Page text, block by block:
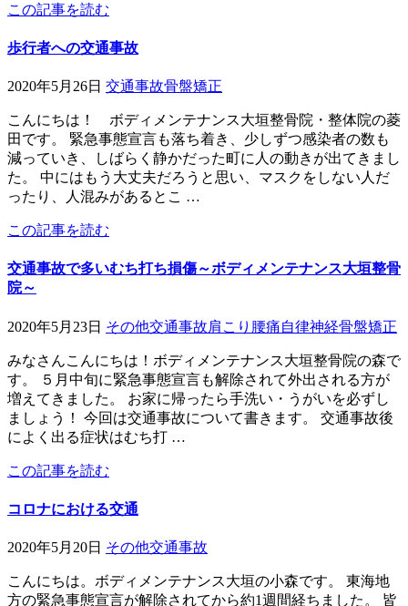
この記事を読む
歩行者への交通事故
2020年5月26日 交通事故骨盤矯正
こんにちは！ ボディメンテナンス大垣整骨院・整体院の菱
田です。 緊急事態宣言も落ち着き、少しずつ感染者の数も
減っていき、しばらく静かだった町に人の動きが出てきまし
た。 中にはもう大丈夫だろうと思い、マスクをしない人だ
ったり、人混みがあるとこ …
この記事を読む
交通事故で多いむち打ち損傷～ボディメンテナンス大垣整骨
院～
2020年5月23日 その他交通事故肩こり 腰痛自律神経骨盤矯正
みなさんこんにちは！ボディメンテナンス大垣整骨院の森で
す。 ５月中旬に緊急事態宣言も解除されて外出される方が
増えてきました。 お家に帰ったら手洗い・うがいを必ずし
ましょう！ 今回は交通事故について書きます。 交通事故後
によく出る症状はむち打 …
この記事を読む
コロナにおける交通
2020年5月20日 その他交通事故
こんにちは。ボディメンテナンス大垣の小森です。 東海地
方の緊急事態宣言が解除されてから約1週間経ちました。 皆